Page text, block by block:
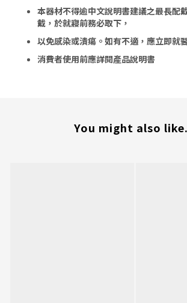
本器材不得逾中文說明書建議之最長配
戴，於就寢前務必取下，
以免感染或潰瘍。 如有不適，應立即就
消費者使用前應詳閱產品說明書
You might also